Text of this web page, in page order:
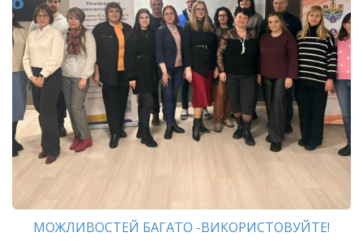
МОЖЛИВОСТЕЙ БАГАТО -ВИКОРИСТОВУЙТЕ!